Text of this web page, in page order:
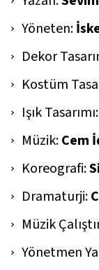
Yöneten:
Dekor
Kostüm
Işık Tasarımı:
Müzik:Cem
Koreografi:
Dramaturji:
Müzik
Yönetmen